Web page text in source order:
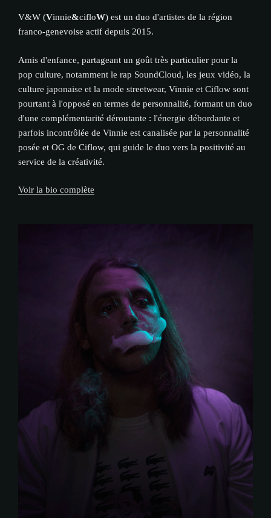
V&W (Vinnie&cifloW) est un duo d'artistes de la région
franco-genevoise actif depuis 2015.
Amis d'enfance, partageant un goût très particulier pour la
pop culture, notamment le rap SoundCloud, les jeux vidéo, la
culture japonaise et la mode streetwear, Vinnie et Ciflow sont
pourtant à l'opposé en termes de personnalité, formant un duo
d'une complémentarité déroutante : l'énergie débordante et
parfois incontrôlée de Vinnie est canalisée par la personnalité
posée et OG de Ciflow, qui guide le duo vers la positivité au
service de la créativité.
Voir la bio complète